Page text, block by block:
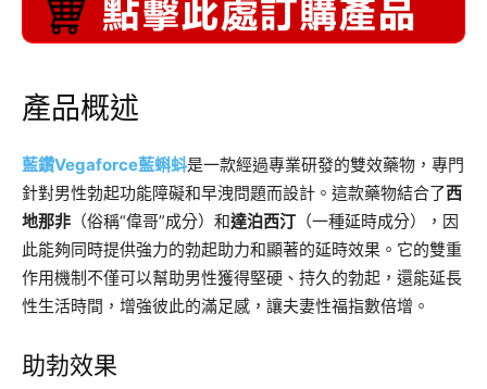
產品概述
藍鑽Vegaforce藍蝌蚪是一款經過專業研發的雙效藥物，專門
針對男性勃起功能障礙和早洩問題而設計。這款藥物結合了西
地那非 （俗稱“偉哥”成分）和達泊西汀 （一種延時成分），因
此能夠同時提供強力的勃起助力和顯著的延時效果。它的雙重
作用機制不僅可以幫助男性獲得堅硬、持久的勃起，還能延長
性生活時間，增強彼此的滿足感，讓夫妻性福指數倍增。
助勃效果